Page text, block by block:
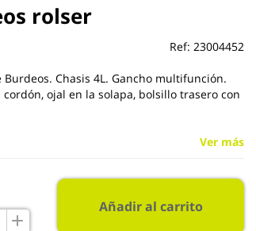
rolser
Ref: 23004452
Chasis 4L. Gancho multifunción.
ojal en la solapa, bolsillo trasero con
Ver más
Añadir al carrito